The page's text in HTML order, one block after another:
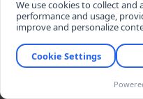
Tüm
Google Play